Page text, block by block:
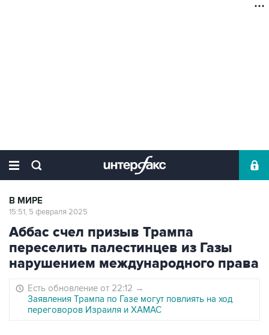
В МИРЕ
15:51, 5 февраля 2025
Аббас счел призыв Трампа
переселить палестинцев из Газы
нарушением международного права
Есть обновление от 22:12 →
Заявления Трампа по Газе могут повлиять на ход
переговоров Израиля и ХАМАС